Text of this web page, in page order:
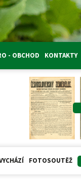
- OBCHOD KONTAKTY
FOTOSOUTĚŽ